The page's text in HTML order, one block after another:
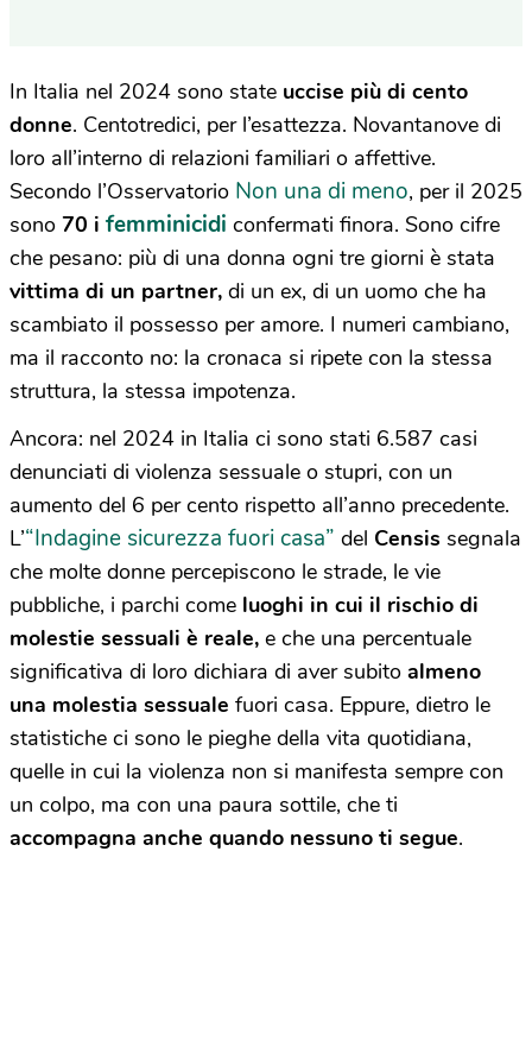
In Italia nel 2024 sono state uccise più di cento
donne. Centotredici, per l’esattezza. Novantanove di
loro all’interno di relazioni familiari o affettive.
Secondo l’Osservatorio Non una di meno, per il 2025
sono 70 i femminicidi confermati finora. Sono cifre
che pesano: più di una donna ogni tre giorni è stata
vittima di un partner, di un ex, di un uomo che ha
scambiato il possesso per amore. I numeri cambiano,
ma il racconto no: la cronaca si ripete con la stessa
struttura, la stessa impotenza.
Ancora: nel 2024 in Italia ci sono stati 6.587 casi
denunciati di violenza sessuale o stupri, con un
aumento del 6 per cento rispetto all’anno precedente.
L’“Indagine sicurezza fuori casa” del Censis segnala
che molte donne percepiscono le strade, le vie
pubbliche, i parchi come luoghi in cui il rischio di
molestie sessuali è reale, e che una percentuale
significativa di loro dichiara di aver subito almeno
una molestia sessuale fuori casa. Eppure, dietro le
statistiche ci sono le pieghe della vita quotidiana,
quelle in cui la violenza non si manifesta sempre con
un colpo, ma con una paura sottile, che ti
accompagna anche quando nessuno ti segue.